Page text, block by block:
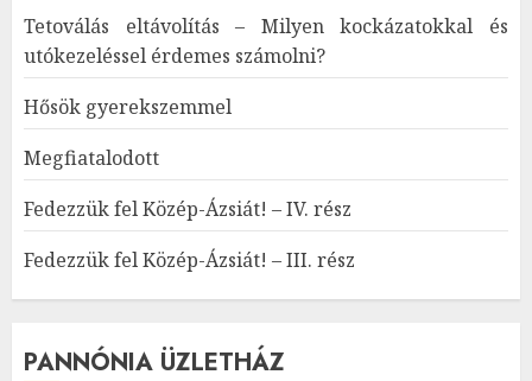
Tetoválás eltávolítás – Milyen kockázatokkal és
utókezeléssel érdemes számolni?
Hősök gyerekszemmel
Megfiatalodott
Fedezzük fel Közép-Ázsiát! – IV. rész
Fedezzük fel Közép-Ázsiát! – III. rész
PANNÓNIA ÜZLETHÁZ